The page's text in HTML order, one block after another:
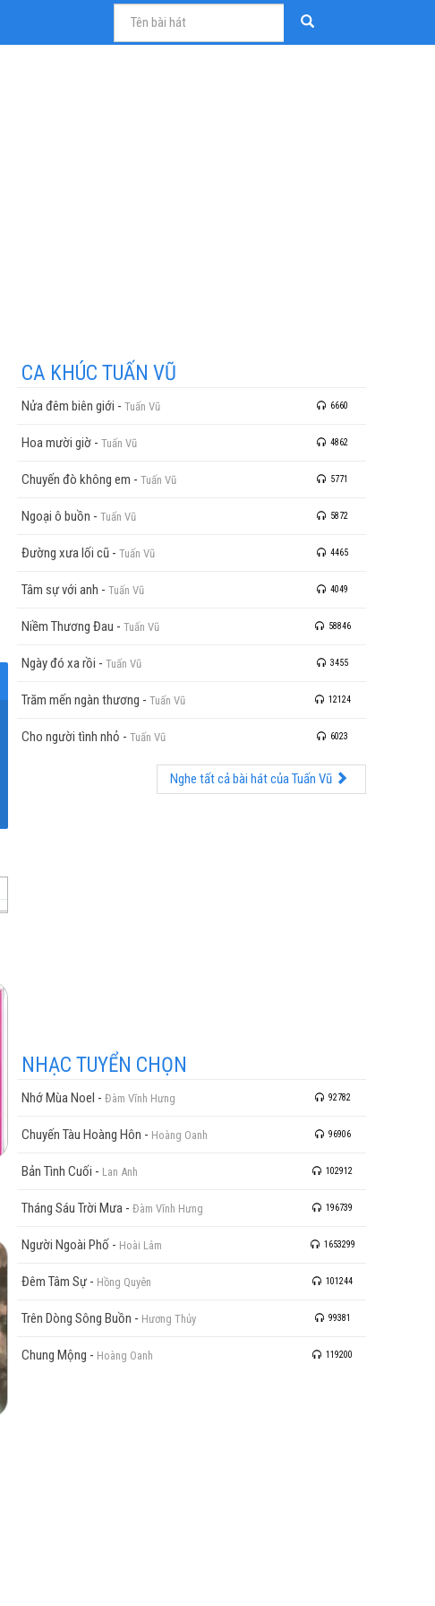
CA KHÚC TUẤN VŨ
Nửa đêm biên giới - Tuấn Vũ 6660
Hoa mười giờ - Tuấn Vũ 4862
Chuyến đò không em - Tuấn Vũ 5771
Ngoại ô buồn - Tuấn Vũ 5872
Đường xưa lối cũ - Tuấn Vũ 4465
Tâm sự với anh - Tuấn Vũ 4049
Niềm Thương Đau - Tuấn Vũ 58846
Ngày đó xa rồi - Tuấn Vũ 3455
Trăm mến ngàn thương - Tuấn Vũ 12124
Cho người tình nhỏ - Tuấn Vũ 6023
Nghe tất cả bài hát của Tuấn Vũ
NHẠC TUYỂN CHỌN
Nhớ Mùa Noel - Đàm Vĩnh Hưng 92782
Chuyến Tàu Hoàng Hôn - Hoàng Oanh 96906
Bản Tình Cuối - Lan Anh 102912
Tháng Sáu Trời Mưa - Đàm Vĩnh Hưng 196739
Người Ngoài Phố - Hoài Lâm 1653299
Đêm Tâm Sự - Hồng Quyên 101244
Trên Dòng Sông Buồn - Hương Thủy 99381
Chung Mộng - Hoàng Oanh 119200